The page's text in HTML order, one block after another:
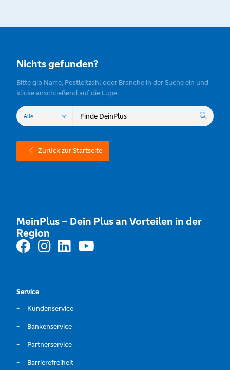
Nichts gefunden?
Bitte gib Name, Postleitzahl oder Branche in der Suche ein und
klicke anschließend auf die Lupe.
Zurück zur Startseite
MeinPlus – Dein Plus an Vorteilen in der
Region
Service
Kundenservice
Bankenservice
Partnerservice
Barrierefreiheit